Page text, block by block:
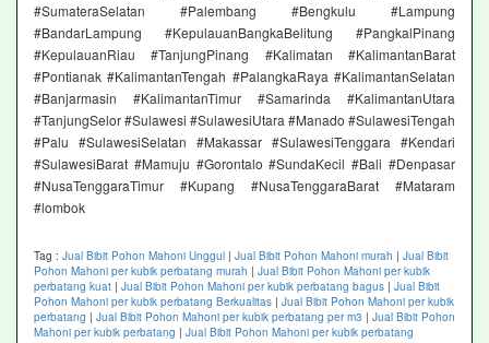
#SumateraSelatan #Palembang #Bengkulu #Lampung
#BandarLampung #KepulauanBangkaBelitung #PangkalPinang
#KepulauanRiau #TanjungPinang #Kalimatan #KalimantanBarat
#Pontianak #KalimantanTengah #PalangkaRaya #KalimantanSelatan
#Banjarmasin #KalimantanTimur #Samarinda #KalimantanUtara
#TanjungSelor #Sulawesi #SulawesiUtara #Manado #SulawesiTengah
#Palu #SulawesiSelatan #Makassar #SulawesiTenggara #Kendari
#SulawesiBarat #Mamuju #Gorontalo #SundaKecil #Bali #Denpasar
#NusaTenggaraTimur #Kupang #NusaTenggaraBarat #Mataram
#lombok
Tag : Jual Bibit Pohon Mahoni Unggul | Jual Bibit Pohon Mahoni murah | Jual Bibit
Pohon Mahoni per kubik perbatang murah | Jual Bibit Pohon Mahoni per kubik
perbatang kuat | Jual Bibit Pohon Mahoni per kubik perbatang bagus | Jual Bibit
Pohon Mahoni per kubik perbatang Berkualitas | Jual Bibit Pohon Mahoni per kubik
perbatang | Jual Bibit Pohon Mahoni per kubik perbatang per m3 | Jual Bibit Pohon
Mahoni per kubik perbatang | Jual Bibit Pohon Mahoni per kubik perbatang